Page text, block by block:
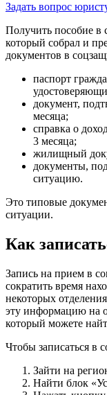
Задать вопрос
Получить пособие в
который собрал и
документов в
паспорт
документ,
месяца;
справка о
3 месяца;
жилищный
документы,
ситуацию.
Это типовые
ситуации.
Как
Запись на прием в
сократить время
некоторых
эту информацию на
который можете
Чтобы записаться в
Зайти на
Найти блок